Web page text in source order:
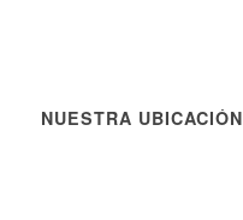
NUESTRA UBICACIÓN